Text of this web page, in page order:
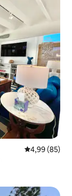
Prosječna
4,99 (85)